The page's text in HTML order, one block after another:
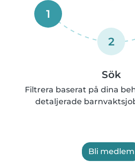
1
2
Sök
Filtrera baserat på dina
detaljerade
Bli medlem